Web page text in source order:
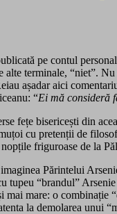
pe contul
terminale, “niet”.
așadar aici
“Ei mă consideră
fețe bisericești din
cu pretenții de
friguroase de la
Părintelui
“brandul”
mai mare: o combinație
la demolarea